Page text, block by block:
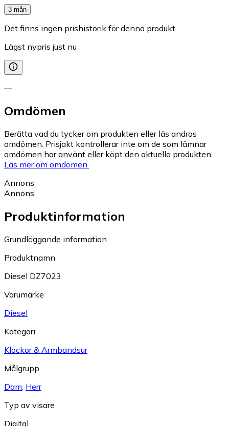
3 mån
Det finns ingen prishistorik för denna produkt
Lägst nypris just nu
—
Omdömen
Berätta vad du tycker om produkten eller läs andras
omdömen. Prisjakt kontrollerar inte om de som lämnar
omdömen har använt eller köpt den aktuella produkten.
Läs mer om omdömen.
Annons
Annons
Produktinformation
Grundläggande information
Produktnamn
Diesel DZ7023
Varumärke
Diesel
Kategori
Klockor & Armbandsur
Målgrupp
Dam, Herr
Typ av visare
Digital